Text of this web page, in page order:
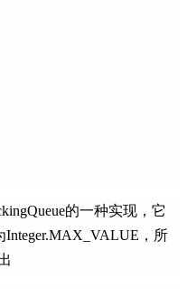
的一种实现，它
，所